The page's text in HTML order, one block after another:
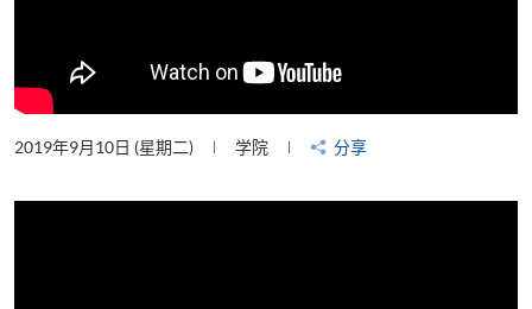
2019年9月10日 (星期二) 学院 分享